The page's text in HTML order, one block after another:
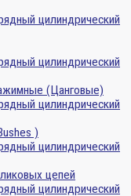
(Цанговые)
)
цепей